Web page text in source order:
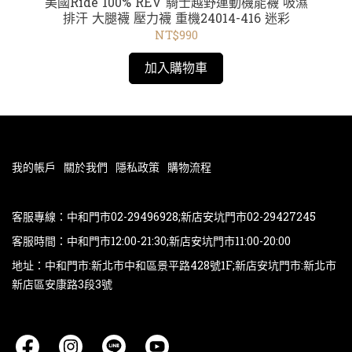
排汗 大腿襪 壓力襪 重機24014-416 迷彩
NT$990
加入購物車
我的帳戶 關於我們 隱私政策 購物流程
客服專線：中和門市02-29496928;新店安坑門市02-29427245
客服時間：中和門市12:00-21:30;新店安坑門市11:00-20:00
地址：中和門市:新北市中和區景平路428號1F;新店安坑門市:新北市
新店區安康路3段3號